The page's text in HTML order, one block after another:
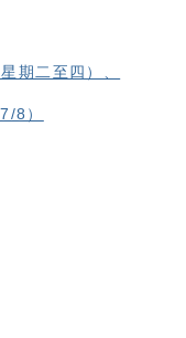
期二至四）、
8）